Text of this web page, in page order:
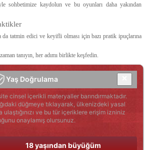
sohbetimize kaydolun ve bu oyunları daha yakından
da tatmin edici ve keyifli olması için bazı pratik ipuçlarına
tanıyın, her adımı birlikte keşfedin.
ve konforu göz ardı etmeyin.
önce güvenli kelimeler belirleyin.
ilerleyin.
almayı unutmayın.
plastik ve film bağlama oyunları hakkında daha
kaynak olabilir.
merak ettiğiniz her şeyi, sitemizdeki canlı yayınlara
modellerle etkileşimde bulunabilir ve kendi sınırlarınızı
Yaş Doğrulama
cinsel içerikli materyaller barındırmaktadır.
düğmeye tıklayarak, ülkenizdeki yasal
ulaştığınızı ve bu tür içeriklere erişim izniniz
onaylamış olursunuz.
18 yaşından büyüğüm